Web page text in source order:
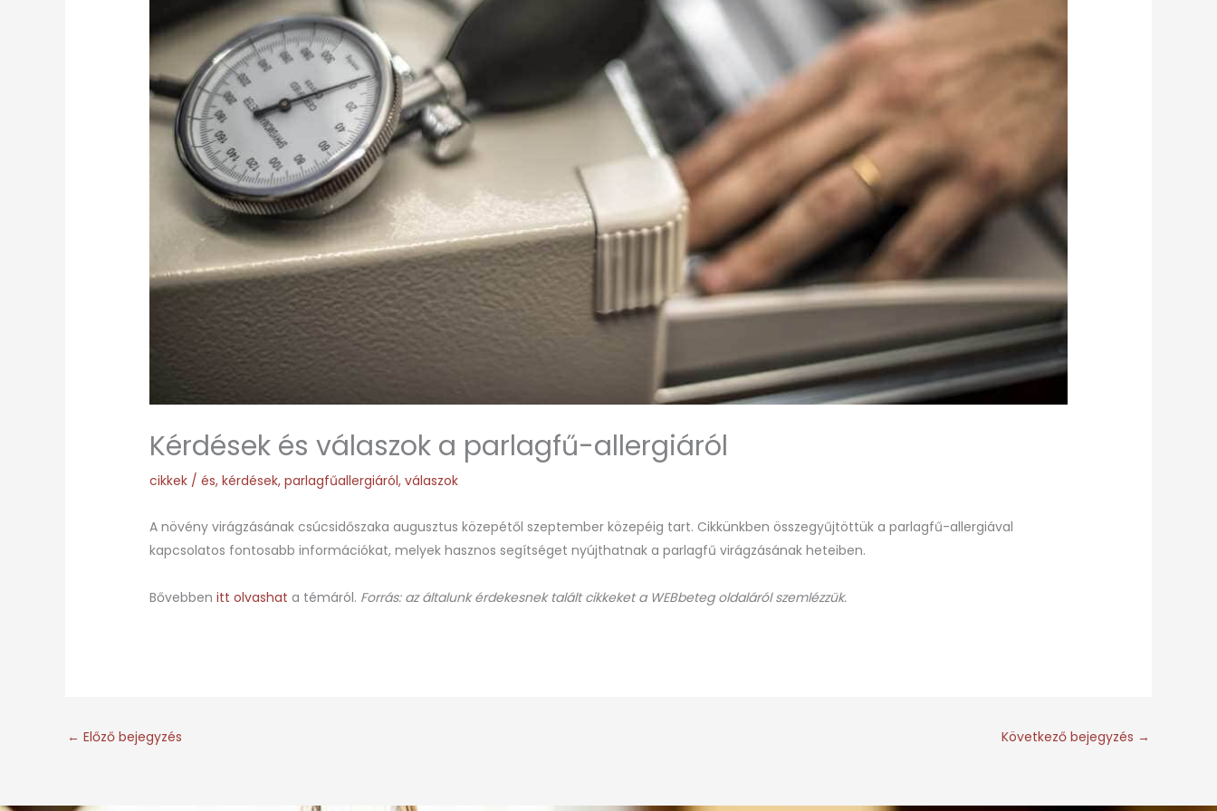
Kérdések és válaszok a parlagfű-allergiáról
cikkek /és,kérdések,parlagfűallergiáról,válaszok
A növény virágzásának csúcsidőszaka augusztus közepétől szeptember közepéig tart. Cikkünkben összegyűjtöttük a parlagfű-allergiával
kapcsolatos fontosabb információkat, melyek hasznos segítséget nyújthatnak a parlagfű virágzásának heteiben.
Bővebbenitt olvashata témáról. Forrás: az általunk érdekesnek talált cikkeket a WEBbeteg oldaláról szemlézzük.
← Előző bejegyzés Következő bejegyzés →